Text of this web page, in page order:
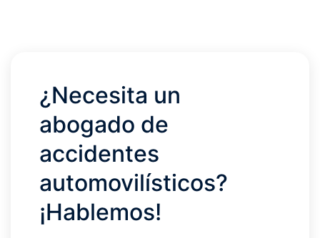
¿Necesita un
abogado de
accidentes
automovilísticos?
¡Hablemos!